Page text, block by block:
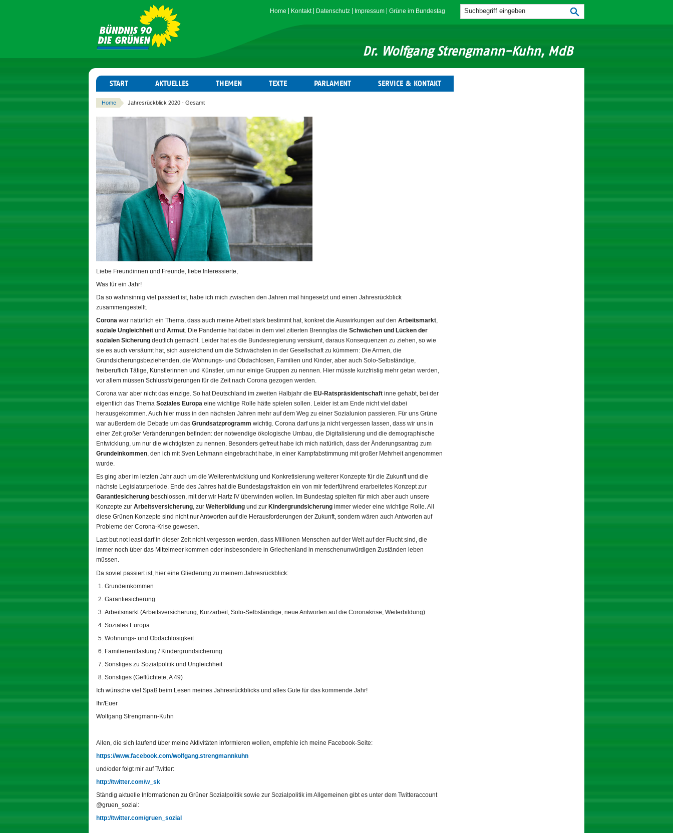
Home Kontakt Datenschutz Impressum Grüne im Bundestag
Dr. Wolfgang Strengmann-Kuhn, MdB
START AKTUELLES THEMEN TEXTE PARLAMENT SERVICE & KONTAKT
Home Jahresrückblick 2020 - Gesamt
Liebe Freundinnen und Freunde, liebe Interessierte,
Was für ein Jahr!
Da so wahnsinnig viel passiert ist, habe ich mich zwischen den Jahren mal hingesetzt und einen Jahresrückblick
zusammengestellt.
Corona war natürlich ein Thema, dass auch meine Arbeit stark bestimmt hat, konkret die Auswirkungen auf den Arbeitsmarkt,
soziale Ungleichheit und Armut. Die Pandemie hat dabei in dem viel zitierten Brennglas die Schwächen und Lücken der
sozialen Sicherung deutlich gemacht. Leider hat es die Bundesregierung versäumt, daraus Konsequenzen zu ziehen, so wie
sie es auch versäumt hat, sich ausreichend um die Schwächsten in der Gesellschaft zu kümmern: Die Armen, die
Grundsicherungsbeziehenden, die Wohnungs- und Obdachlosen, Familien und Kinder, aber auch Solo-Selbständige,
freiberuflich Tätige, Künstlerinnen und Künstler, um nur einige Gruppen zu nennen. Hier müsste kurzfristig mehr getan werden,
vor allem müssen Schlussfolgerungen für die Zeit nach Corona gezogen werden.
Corona war aber nicht das einzige. So hat Deutschland im zweiten Halbjahr die EU-Ratspräsidentschaft inne gehabt, bei der
eigentlich das Thema Soziales Europa eine wichtige Rolle hätte spielen sollen. Leider ist am Ende nicht viel dabei
herausgekommen. Auch hier muss in den nächsten Jahren mehr auf dem Weg zu einer Sozialunion passieren. Für uns Grüne
war außerdem die Debatte um das Grundsatzprogramm wichtig. Corona darf uns ja nicht vergessen lassen, dass wir uns in
einer Zeit großer Veränderungen befinden: der notwendige ökologische Umbau, die Digitalisierung und die demographische
Entwicklung, um nur die wichtigtsten zu nennen. Besonders gefreut habe ich mich natürlich, dass der Änderungsantrag zum
Grundeinkommen, den ich mit Sven Lehmann eingebracht habe, in einer Kampfabstimmung mit großer Mehrheit angenommen
wurde.
Es ging aber im letzten Jahr auch um die Weiterentwicklung und Konkretisierung weiterer Konzepte für die Zukunft und die
nächste Legislaturperiode. Ende des Jahres hat die Bundestagsfraktion ein von mir federführend erarbeitetes Konzept zur
Garantiesicherung beschlossen, mit der wir Hartz IV überwinden wollen. Im Bundestag spielten für mich aber auch unsere
Konzepte zur Arbeitsversicherung, zur Weiterbildung und zur Kindergrundsicherung immer wieder eine wichtige Rolle. All
diese Grünen Konzepte sind nicht nur Antworten auf die Herausforderungen der Zukunft, sondern wären auch Antworten auf
Probleme der Corona-Krise gewesen.
Last but not least darf in dieser Zeit nicht vergessen werden, dass Millionen Menschen auf der Welt auf der Flucht sind, die
immer noch über das Mittelmeer kommen oder insbesondere in Griechenland in menschenunwürdigen Zuständen leben
müssen.
Da soviel passiert ist, hier eine Gliederung zu meinem Jahresrückblick:
Grundeinkommen
Garantiesicherung
Arbeitsmarkt (Arbeitsversicherung, Kurzarbeit, Solo-Selbständige, neue Antworten auf die Coronakrise, Weiterbildung)
Soziales Europa
Wohnungs- und Obdachlosigkeit
Familienentlastung / Kindergrundsicherung
Sonstiges zu Sozialpolitik und Ungleichheit
Sonstiges (Geflüchtete, A 49)
Ich wünsche viel Spaß beim Lesen meines Jahresrückblicks und alles Gute für das kommende Jahr!
Ihr/Euer
Wolfgang Strengmann-Kuhn
Allen, die sich laufend über meine Aktivitäten informieren wollen, empfehle ich meine Facebook-Seite:
https://www.facebook.com/wolfgang.strengmannkuhn
und/oder folgt mir auf Twitter:
http://twitter.com/w_sk
Ständig aktuelle Informationen zu Grüner Sozialpolitik sowie zur Sozialpolitik im Allgemeinen gibt es unter dem Twitteraccount
@gruen_sozial:
http://twitter.com/gruen_sozial